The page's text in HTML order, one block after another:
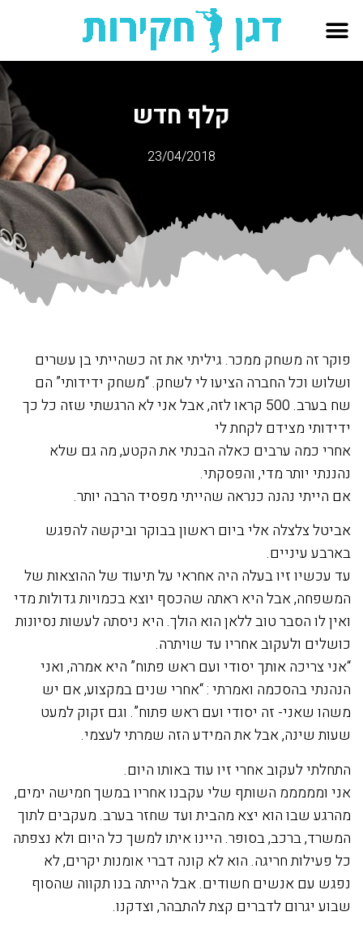
קלף חדש
23/04/2018
פוקר זה משחק ממכר. גיליתי את זה כשהייתי בן עשרים
ושלוש וכל החברה הציעו לי לשחק. “משחק ידידותי” הם
שח בערב. 500 קראו לזה, אבל אני לא הרגשתי שזה כל כך
ידידותי מצידם לקחת לי
אחרי כמה ערבים כאלה הבנתי את הקטע, מה גם שלא
נהננתי יותר מדי, והפסקתי.
אם הייתי נהנה כנראה שהייתי מפסיד הרבה יותר.
אביטל צלצלה אלי ביום ראשון בבוקר וביקשה להפגש
בארבע עיניים.
עד עכשיו זיו בעלה היה אחראי על תיעוד של ההוצאות של
המשפחה, אבל היא ראתה שהכסף יוצא בכמויות גדולות מדי
ואין לו הסבר טוב ללאן הוא הולך. היא ניסתה לעשות נסיונות
כושלים ולעקוב אחריו עד שויתרה.
“אני צריכה אותך יסודי ועם ראש פתוח” היא אמרה, ואני
הנהנתי בהסכמה ואמרתי : “אחרי שנים במקצוע, אם יש
משהו שאני- זה יסודי ועם ראש פתוח”. וגם זקוק למעט
שעות שינה, אבל את המידע הזה שמרתי לעצמי.
התחלתי לעקוב אחרי זיו עוד באותו היום.
אני ומממממ השותף שלי עקבנו אחריו במשך חמישה ימים,
מהרגע שבו הוא יצא מהבית ועד שחזר בערב. מעקבים לתוך
המשרד, ברכב, בסופר. היינו איתו למשך כל היום ולא נצפתה
כל פעילות חריגה. הוא לא קונה דברי אומנות יקרים, לא
נפגש עם אנשים חשודים. אבל הייתה בנו תקווה שהסוף
שבוע יגרום לדברים קצת להתבהר, וצדקנו.